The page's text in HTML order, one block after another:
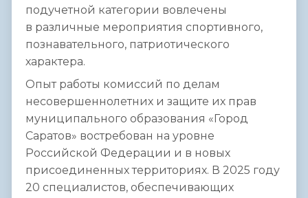
подучетной категории вовлечены
в различные мероприятия спортивного,
познавательного, патриотического
характера.
Опыт работы комиссий по делам
несовершеннолетних и защите их прав
муниципального образования «Город
Саратов» востребован на уровне
Российской Федерации и в новых
присоединенных территориях. В 2025 году
20 специалистов, обеспечивающих